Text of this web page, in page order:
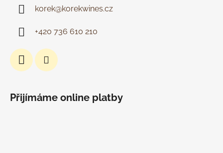
korek@korekwines.cz
+420 736 610 210
Přijímáme online platby